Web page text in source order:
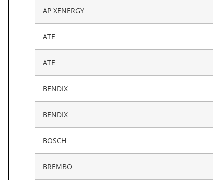
AP XENERGY
ATE
ATE
BENDIX
BENDIX
BOSCH
BREMBO